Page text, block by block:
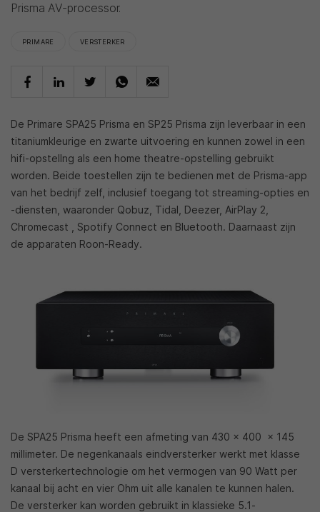
Prisma AV-processor.
PRIMARE VERSTERKER
De Primare SPA25 Prisma en SP25 Prisma zijn leverbaar in een
titaniumkleurige en zwarte uitvoering en kunnen zowel in een
hifi-opstellng als een home theatre-opstelling gebruikt
worden. Beide toestellen zijn te bedienen met de Prisma-app
van het bedrijf zelf, inclusief toegang tot streaming-opties en
-diensten, waaronder Qobuz, Tidal, Deezer, AirPlay 2,
Chromecast , Spotify Connect en Bluetooth. Daarnaast zijn
de apparaten Roon-Ready.
De SPA25 Prisma heeft een afmeting van 430 x 400 x 145
millimeter. De negenkanaals eindversterker werkt met klasse
D versterkertechnologie om het vermogen van 90 Watt per
kanaal bij acht en vier Ohm uit alle kanalen te kunnen halen.
De versterker kan worden gebruikt in klassieke 5.1-